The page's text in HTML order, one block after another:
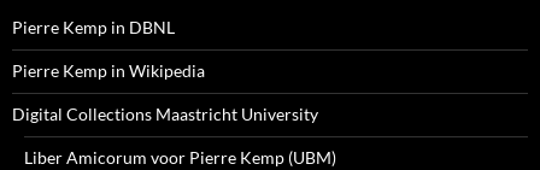
Pierre Kemp in DBNL
Pierre Kemp in Wikipedia
Digital Collections Maastricht University
Liber Amicorum voor Pierre Kemp (UBM)